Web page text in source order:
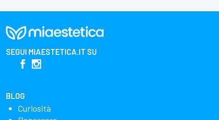
SEGUI MIAESTETICA.IT SU
BLOG
Curiosità